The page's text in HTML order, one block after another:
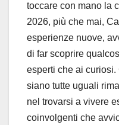
toccare con mano la
2026, più che mai,
esperienze nuove,
di far scoprire
esperti che ai
siano tutte uguali
nel trovarsi a vivere
coinvolgenti che